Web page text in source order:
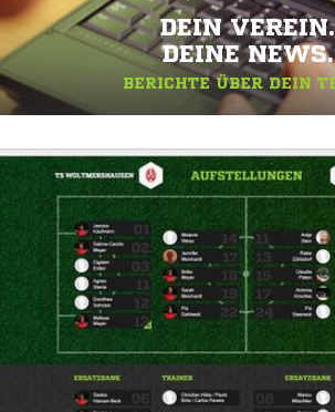
DEIN VEREIN.
DEINE NEWS.
BERICHTE ÜBER DEIN